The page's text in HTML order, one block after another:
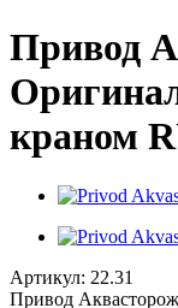
Привод
краном
Артикул: 22.31
Привод